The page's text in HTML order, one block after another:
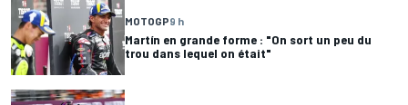
MOTOGP9 h
Martín en grande forme : "On sort un peu du
trou dans lequel on était"